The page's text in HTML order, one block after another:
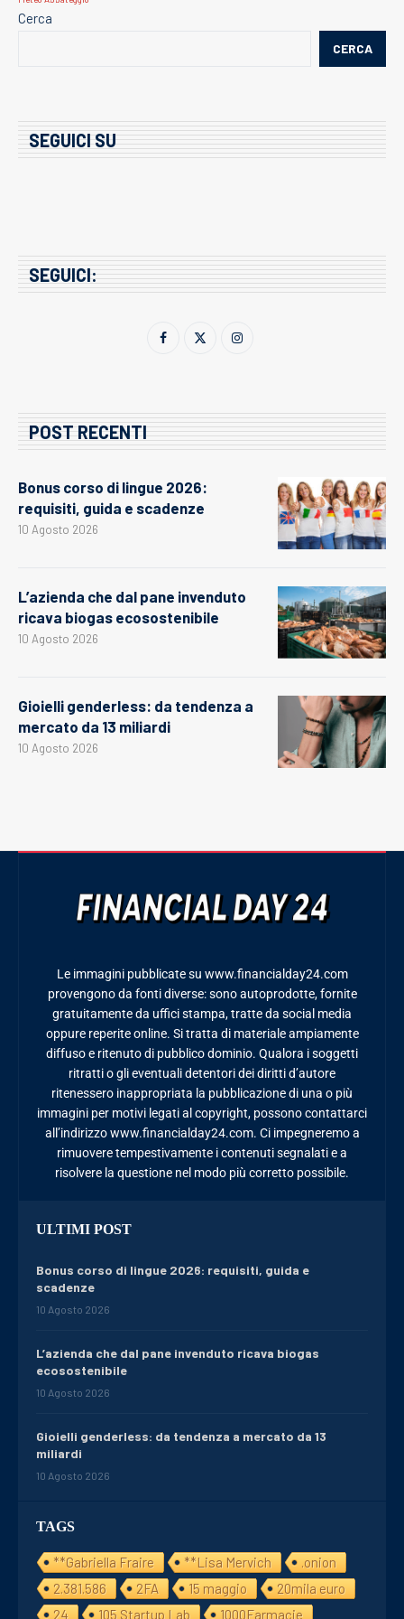
Cerca
CERCA
SEGUICI SU
SEGUICI:
POST RECENTI
Bonus corso di lingue 2026:
requisiti, guida e scadenze
10 Agosto 2026
L’azienda che dal pane invenduto
ricava biogas ecosostenibile
10 Agosto 2026
Gioielli genderless: da tendenza a
mercato da 13 miliardi
10 Agosto 2026
TAGS
**Gabriella Fraire **Lisa Mervich
.onion
2.381.586
2FA 15 maggio
20mila euro
24
105 Startup Lab 1000Farmacie
Le immagini pubblicate su www.financialday24.com
provengono da fonti diverse: sono autoprodotte, fornite
gratuitamente da uffici stampa, tratte da social media
oppure reperite online. Si tratta di materiale ampiamente
diffuso e ritenuto di pubblico dominio. Qualora i soggetti
ritratti o gli eventuali detentori dei diritti d’autore
ritenessero inappropriata la pubblicazione di una o più
immagini per motivi legati al copyright, possono contattarci
all’indirizzo www.financialday24.com. Ci impegneremo a
rimuovere tempestivamente i contenuti segnalati e a
risolvere la questione nel modo più corretto possibile.
ULTIMI POST
Bonus corso di lingue 2026: requisiti, guida e
scadenze
10 Agosto 2026
L’azienda che dal pane invenduto ricava biogas
ecosostenibile
10 Agosto 2026
Gioielli genderless: da tendenza a mercato da 13
miliardi
10 Agosto 2026